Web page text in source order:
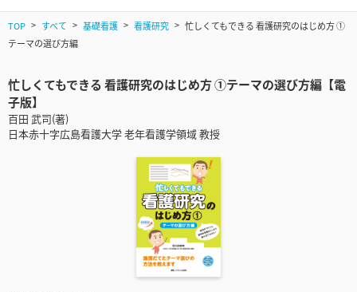
TOP すべて 基礎看護 看護研究
忙しくてもできる 看護研究のはじめ方 ①
テーマの選び方編
忙しくてもできる 看護研究のはじめ方 ①テーマの選び方編【電
子版】
百田 武司(著)
日本赤十字広島看護大学 老年看護学領域 教授